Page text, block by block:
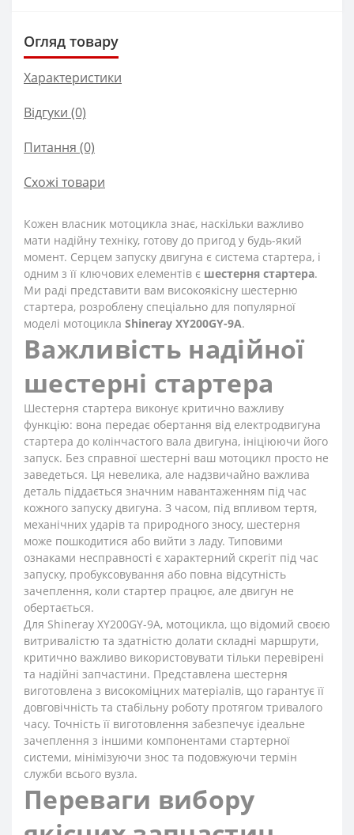
Огляд товару
Характеристики
Відгуки (0)
Питання (0)
Схожі товари
Кожен власник мотоцикла знає, наскільки важливо
мати надійну техніку, готову до пригод у будь-який
момент. Серцем запуску двигуна є система стартера, і
одним з її ключових елементів є шестерня стартера.
Ми раді представити вам високоякісну шестерню
стартера, розроблену спеціально для популярної
моделі мотоцикла Shineray XY200GY-9A.
Важливість надійної
шестерні стартера
Шестерня стартера виконує критично важливу
функцію: вона передає обертання від електродвигуна
стартера до колінчастого вала двигуна, ініціюючи його
запуск. Без справної шестерні ваш мотоцикл просто не
заведеться. Ця невелика, але надзвичайно важлива
деталь піддається значним навантаженням під час
кожного запуску двигуна. З часом, під впливом тертя,
механічних ударів та природного зносу, шестерня
може пошкодитися або вийти з ладу. Типовими
ознаками несправності є характерний скрегіт під час
запуску, пробуксовування або повна відсутність
зачеплення, коли стартер працює, але двигун не
обертається.
Для Shineray XY200GY-9A, мотоцикла, що відомий своєю
витривалістю та здатністю долати складні маршрути,
критично важливо використовувати тільки перевірені
та надійні запчастини. Представлена шестерня
виготовлена з високоміцних матеріалів, що гарантує її
довговічність та стабільну роботу протягом тривалого
часу. Точність її виготовлення забезпечує ідеальне
зачеплення з іншими компонентами стартерної
системи, мінімізуючи знос та подовжуючи термін
служби всього вузла.
Переваги вибору